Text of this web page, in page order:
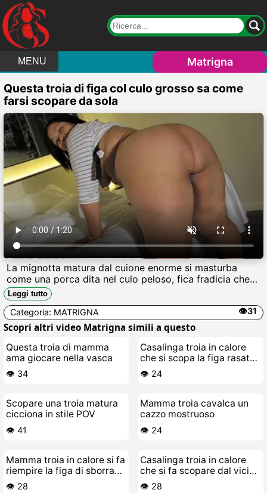
MENU Matrigna
Questa troia di figa col culo grosso sa come
farsi scopare da sola
La mignotta matura dal cuione enorme si masturba
come una porca dita nel culo peloso, fica fradicia che
schizza sborra, tette flaccide che sbattono mentre si
incula con un cazzo finto mostruoso Urla da puttana.
Leggi tutto
Categoria: MATRIGNA 👁️31
Scopri altri video Matrigna simili a questo
Questa troia di mamma
ama giocare nella vasca
👁️ 34
Casalinga troia in calore
che si scopa la figa rasata
nella vasca
👁️ 24
Scopare una troia matura
cicciona in stile POV
👁️ 41
Mamma troia cavalca un
cazzo mostruoso
👁️ 24
Mamma troia in calore si fa
riempire la figa di sborra
calda e fresca
👁️ 28
Casalinga troia in calore
che si fa scopare dal vicino
di casa
👁️ 28